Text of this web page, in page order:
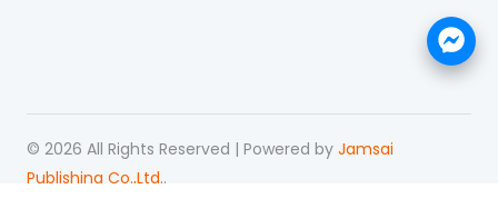
© 2026 All Rights Reserved | Powered by Jamsai
Publishing Co.,Ltd..